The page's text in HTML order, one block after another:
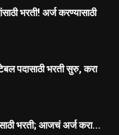
भरती! अर्ज करण्यासाठी
पदासाठी भरती सुरु, करा
भरती; आजचं अर्ज करा...